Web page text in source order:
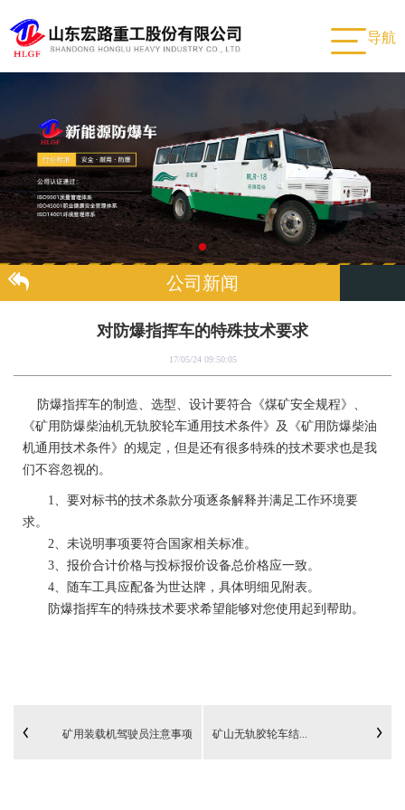
导航
公司新闻
对防爆指挥车的特殊技术要求
17/05/24 09:50:05
防爆指挥车的制造、选型、设计要符合《煤矿安全规程》、
《矿用防爆柴油机无轨胶轮车通用技术条件》及《矿用防爆柴油
机通用技术条件》的规定，但是还有很多特殊的技术要求也是我
们不容忽视的。
1、要对标书的技术条款分项逐条解释并满足工作环境要
求。
2、未说明事项要符合国家相关标准。
3、报价合计价格与投标报价设备总价格应一致。
4、随车工具应配备为世达牌，具体明细见附表。
防爆指挥车的特殊技术要求希望能够对您使用起到帮助。
矿用装载机驾驶员注意事项 矿山无轨胶轮车结...